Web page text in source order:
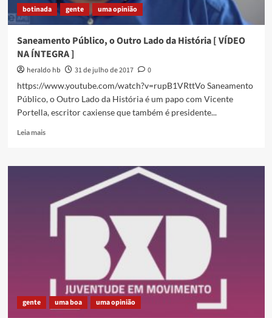
botinada gente uma opinião
Saneamento Público, o Outro Lado da História [ VÍDEO
NA ÍNTEGRA ]
heraldo hb 31 de julho de 2017
0
https://www.youtube.com/watch?v=rupB1VRttVo Saneamento
Público, o Outro Lado da História é um papo com Vicente
Portella, escritor caxiense que também é presidente...
Leia maisRead
Saneamento
Outro
História
ÍNTEGRA
gente uma boa uma opinião